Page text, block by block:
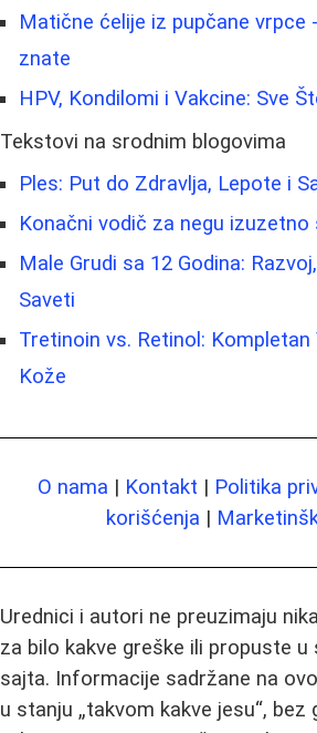
Matične ćelije iz pupčane vrpce
znate
HPV, Kondilomi i Vakcine: Sve
Tekstovi na srodnim blogovima
Ples: Put do Zdravlja, Lepote i
Konačni vodič za negu izuzetno
Male Grudi sa 12 Godina:
Saveti
Tretinoin vs. Retinol: Kompletan
Kože
O nama | Kontakt | Politika
korišćenja |
Urednici i autori ne preuzimaju
za bilo kakve greške ili propuste u
sajta. Informacije sadržane na
u stanju „takvom kakve jesu“, bez